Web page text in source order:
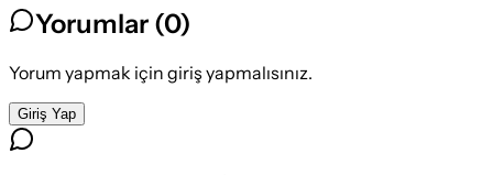
Yorumlar (0)
Yorum yapmak için giriş yapmalısınız.
Giriş Yap